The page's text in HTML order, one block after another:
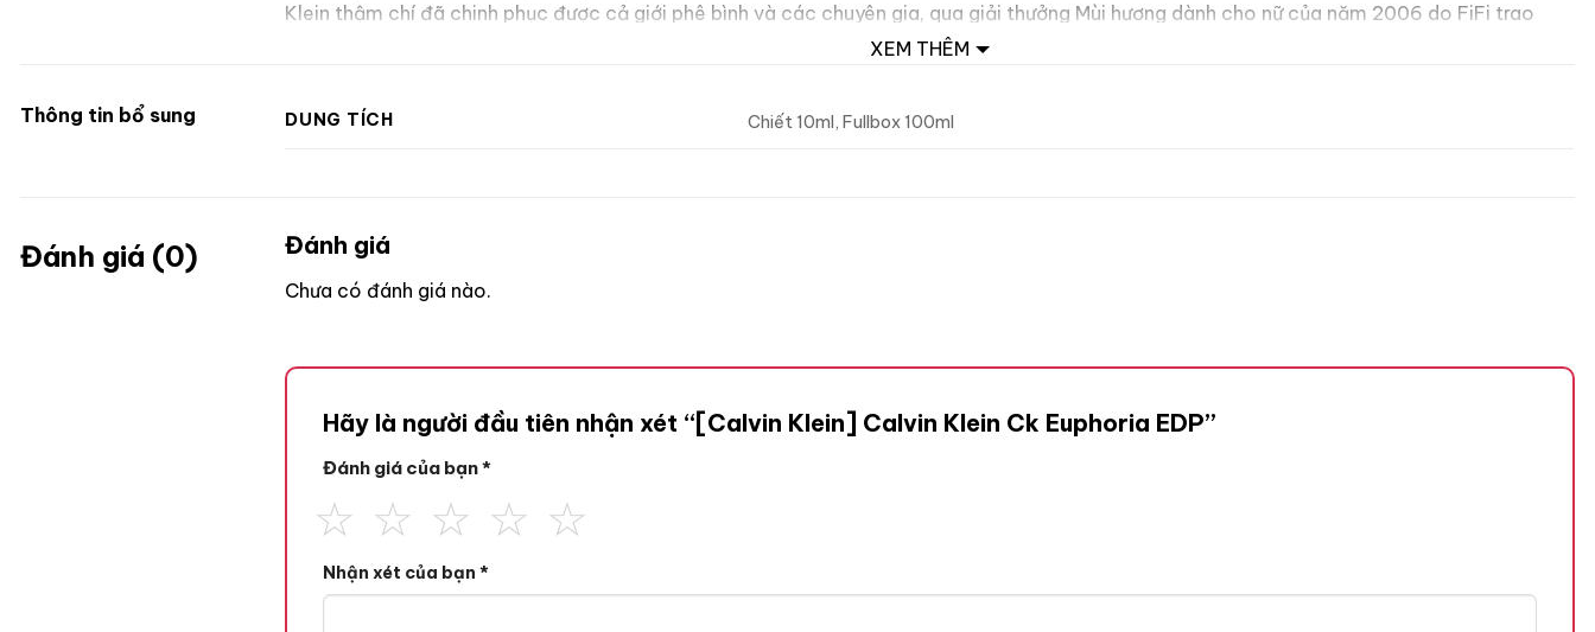
Klein thậm chí đã chinh phục được cả giới phê bình và các chuyên gia, qua giải thưởng Mùi hương dành cho nữ của năm 2006 do FiFi trao
XEM THÊM
Thông tin bổ sung DUNG TÍCH Chiết 10ml, Fullbox 100ml
Đánh giá (0) Đánh giá
Chưa có đánh giá nào.
Hãy là người đầu tiên nhận xét “[Calvin Klein] Calvin Klein Ck Euphoria EDP”
Đánh giá của bạn*
Nhận xét của bạn*